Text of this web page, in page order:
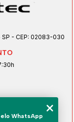
SP - CEP: 02083-030
WhatsApp